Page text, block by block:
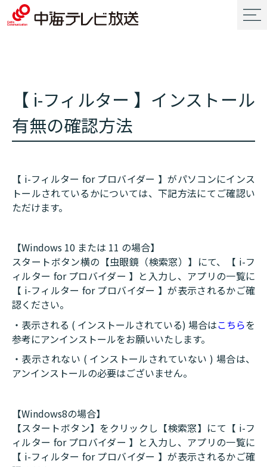
【 i-フィルター 】インストール
有無の確認方法
【 i-フィルター for プロバイダー 】がパソコンにインス
トールされているかについては、下記方法にてご確認い
ただけます。
【Windows 10 または 11 の場合】
スタートボタン横の【虫眼鏡（検索窓）】にて、【 i-フ
ィルター for プロバイダー 】と入力し、アプリの一覧に
【 i-フィルター for プロバイダー 】が表示されるかご確
認ください。
・表示される ( インストールされている) 場合はこちらを
参考にアンインストールをお願いいたします。
・表示されない ( インストールされていない ) 場合は、
アンインストールの必要はございません。
【Windows8の場合】
【スタートボタン】をクリックし【検索窓】にて【 i-フ
ィルター for プロバイダー 】と入力し、アプリの一覧に
【 i-フィルター for プロバイダー 】が表示されるかご確